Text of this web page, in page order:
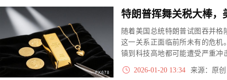
随着美国总统特朗普试图吞并
这一关系正面临前所未有的危机
镇到科技高地都可能遭受严重冲
升在所难免；长远来看，美欧
国企业将失去重要市场份额。
2026-01-20 13:34 来源：原